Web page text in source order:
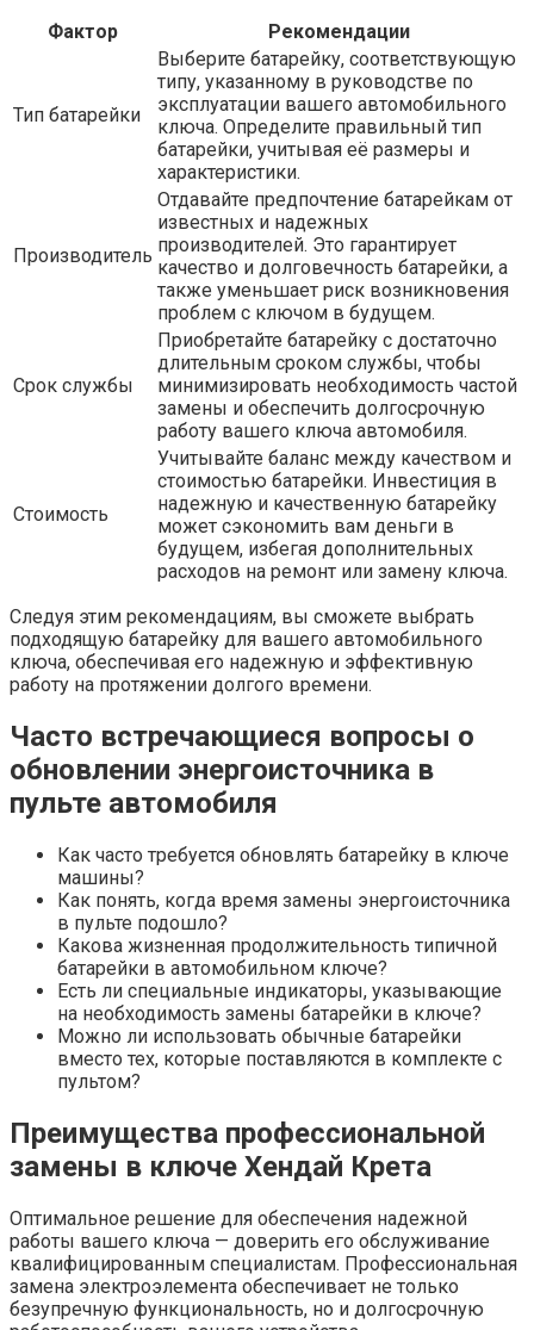
Фактор
Рекомендации
Тип батарейки
Выберите батарейку, соответствующую
типу, указанному в руководстве по
эксплуатации вашего автомобильного
ключа. Определите правильный тип
батарейки, учитывая её размеры и
характеристики.
Производитель
Отдавайте предпочтение батарейкам от
известных и надежных
производителей. Это гарантирует
качество и долговечность батарейки, а
также уменьшает риск возникновения
проблем с ключом в будущем.
Срок службы
Приобретайте батарейку с достаточно
длительным сроком службы, чтобы
минимизировать необходимость частой
замены и обеспечить долгосрочную
работу вашего ключа автомобиля.
Стоимость
Учитывайте баланс между качеством и
стоимостью батарейки. Инвестиция в
надежную и качественную батарейку
может сэкономить вам деньги в
будущем, избегая дополнительных
расходов на ремонт или замену ключа.
Следуя этим рекомендациям, вы сможете выбрать
подходящую батарейку для вашего автомобильного
ключа, обеспечивая его надежную и эффективную
работу на протяжении долгого времени.
Часто встречающиеся вопросы о
обновлении энергоисточника в
пульте автомобиля
Как часто требуется обновлять батарейку в ключе
машины?
Как понять, когда время замены энергоисточника
в пульте подошло?
Какова жизненная продолжительность типичной
батарейки в автомобильном ключе?
Есть ли специальные индикаторы, указывающие
на необходимость замены батарейки в ключе?
Можно ли использовать обычные батарейки
вместо тех, которые поставляются в комплекте с
пультом?
Преимущества профессиональной
замены в ключе Хендай Крета
Оптимальное решение для обеспечения надежной
работы вашего ключа — доверить его обслуживание
квалифицированным специалистам. Профессиональная
замена электроэлемента обеспечивает не только
безупречную функциональность, но и долгосрочную